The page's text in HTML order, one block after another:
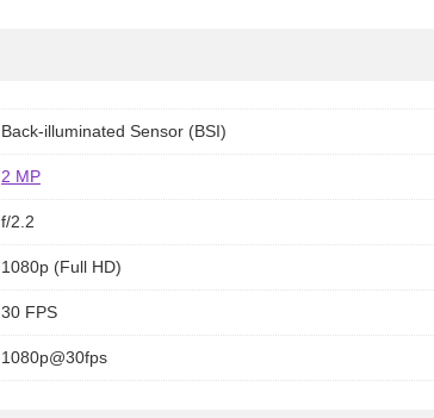
Back-illuminated Sensor (BSI)
2 MP
f/2.2
1080p (Full HD)
30 FPS
1080p@30fps